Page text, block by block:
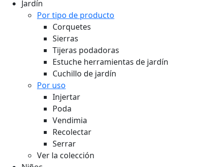
Jardín
Por tipo de producto
Corquetes
Sierras
Tijeras podadoras
Estuche herramientas de jardín
Cuchillo de jardín
Por uso
Injertar
Poda
Vendimia
Recolectar
Serrar
Ver la colección